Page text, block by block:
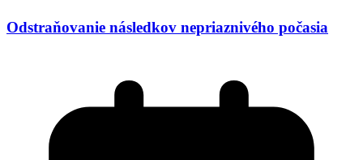
Odstraňovanie následkov nepriaznivého počasia